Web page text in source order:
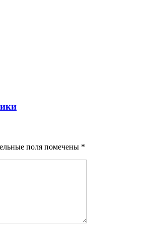
поля помечены *